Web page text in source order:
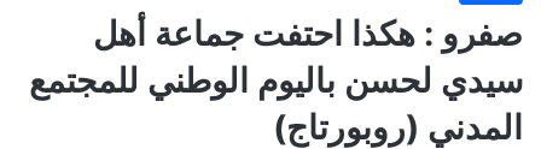
صفرو : هكذا احتفت جماعة أهل
سيدي لحسن باليوم الوطني للمجتمع
المدني (روبورتاج)